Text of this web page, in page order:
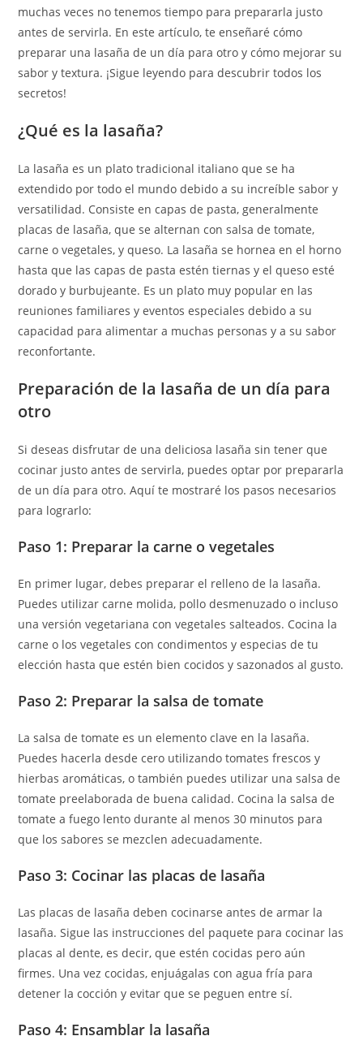
muchas veces no tenemos tiempo para prepararla justo
antes de servirla. En este artículo, te enseñaré cómo
preparar una lasaña de un día para otro y cómo mejorar su
sabor y textura. ¡Sigue leyendo para descubrir todos los
secretos!
¿Qué es la lasaña?
La lasaña es un plato tradicional italiano que se ha
extendido por todo el mundo debido a su increíble sabor y
versatilidad. Consiste en capas de pasta, generalmente
placas de lasaña, que se alternan con salsa de tomate,
carne o vegetales, y queso. La lasaña se hornea en el horno
hasta que las capas de pasta estén tiernas y el queso esté
dorado y burbujeante. Es un plato muy popular en las
reuniones familiares y eventos especiales debido a su
capacidad para alimentar a muchas personas y a su sabor
reconfortante.
Preparación de la lasaña de un día para
otro
Si deseas disfrutar de una deliciosa lasaña sin tener que
cocinar justo antes de servirla, puedes optar por prepararla
de un día para otro. Aquí te mostraré los pasos necesarios
para lograrlo:
Paso 1: Preparar la carne o vegetales
En primer lugar, debes preparar el relleno de la lasaña.
Puedes utilizar carne molida, pollo desmenuzado o incluso
una versión vegetariana con vegetales salteados. Cocina la
carne o los vegetales con condimentos y especias de tu
elección hasta que estén bien cocidos y sazonados al gusto.
Paso 2: Preparar la salsa de tomate
La salsa de tomate es un elemento clave en la lasaña.
Puedes hacerla desde cero utilizando tomates frescos y
hierbas aromáticas, o también puedes utilizar una salsa de
tomate preelaborada de buena calidad. Cocina la salsa de
tomate a fuego lento durante al menos 30 minutos para
que los sabores se mezclen adecuadamente.
Paso 3: Cocinar las placas de lasaña
Las placas de lasaña deben cocinarse antes de armar la
lasaña. Sigue las instrucciones del paquete para cocinar las
placas al dente, es decir, que estén cocidas pero aún
firmes. Una vez cocidas, enjuágalas con agua fría para
detener la cocción y evitar que se peguen entre sí.
Paso 4: Ensamblar la lasaña